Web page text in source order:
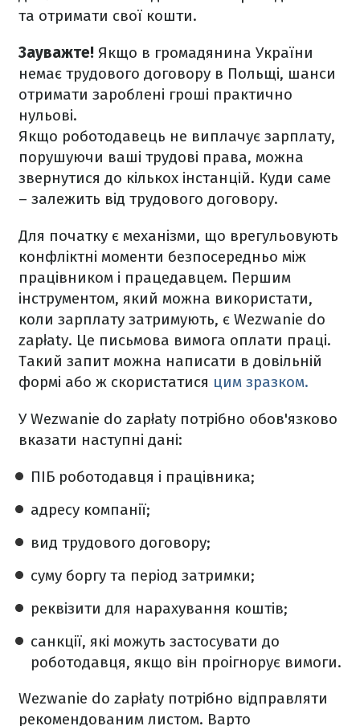
та отримати свої кошти.
Зауважте! Якщо в громадянина України
немає трудового договору в Польщі, шанси
отримати зароблені гроші практично
нульові.
Якщо роботодавець не виплачує зарплату,
порушуючи ваші трудові права, можна
звернутися до кількох інстанцій. Куди саме
– залежить від трудового договору.
Для початку є механізми, що врегульовують
конфліктні моменти безпосередньо між
працівником і працедавцем. Першим
інструментом, який можна використати,
коли зарплату затримують, є Wezwanie do
zapłaty. Це письмова вимога оплати праці.
Такий запит можна написати в довільній
формі або ж скористатися цим зразком.
У Wezwanie do zapłaty потрібно обов'язково
вказати наступні дані:
ПІБ роботодавця і працівника;
адресу компанії;
вид трудового договору;
суму боргу та період затримки;
реквізити для нарахування коштів;
санкції, які можуть застосувати до
роботодавця, якщо він проігнорує вимоги.
Wezwanie do zapłaty потрібно відправляти
рекомендованим листом. Варто